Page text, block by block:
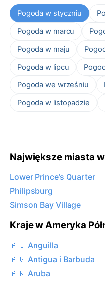
Pogoda w styczniu
Pogoda w marcu
Pogoda w maju
Pogoda w lipcu
Pogoda we wrześniu
Pogoda w listopadzie
Największe miasta
Lower Prince’s Quarter
Philipsburg
Simson Bay Village
Kraje w Ameryka
🇦🇮 Anguilla
🇦🇬 Antigua i Barbuda
🇦🇼 Aruba